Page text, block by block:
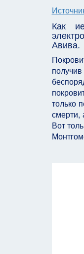
Как
Авива.
только
смерти,
Вот